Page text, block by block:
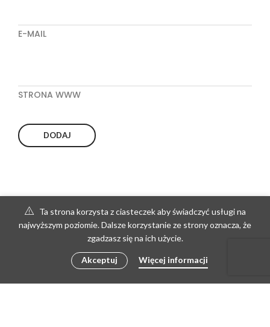
E-MAIL
STRONA WWW
Ta strona korzysta z ciasteczek aby świadczyć usługi na
najwyższym poziomie. Dalsze korzystanie ze strony oznacza, że
zgadzasz się na ich użycie.
Akceptuj Więcej informacji